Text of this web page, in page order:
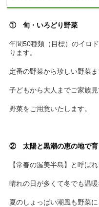
① 旬・いろどり野菜
年間50種類（目標）のイロ
ります。
定番の野菜から珍しい野菜ま
子どもから大人までご家族
野菜をご用意いたします。
② 太陽と黒潮の恵の地で育
【常春の渥美半島】と呼ばれ
晴れの日が多くて冬でも温暖
夏のしょっぱい潮風も野菜